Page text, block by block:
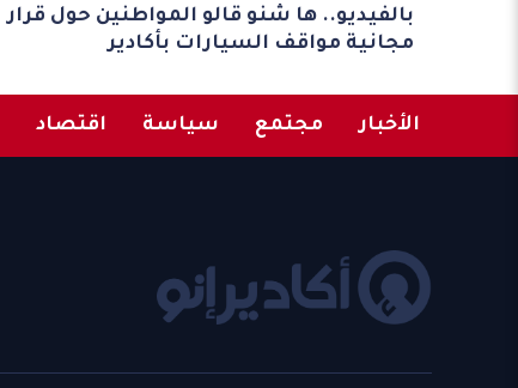
بالفيديو.. ها شنو قالو المواطنين حول قرار
مجانية مواقف السيارات بأكادير
الأخبار مجتمع سياسة اقتصاد